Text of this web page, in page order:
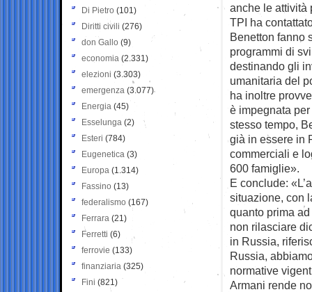
anche le attività
TPI ha
Benetton fanno
programmi di
destinando gli
umanitaria del
ha inoltre
è impegnata
stesso tempo,
già in essere in
commerciali e
600 famiglie».
E conclude:
situazione, con
quanto prima
non rilasciare
in Russia,
Russia,
normative
Armani rende
Di Pietro (101)
Diritti civili (276)
don Gallo (9)
economia (2.331)
elezioni (3.303)
emergenza (3.077)
Energia (45)
Esselunga (2)
Esteri (784)
Eugenetica (3)
Europa (1.314)
Fassino (13)
federalismo (167)
Ferrara (21)
Ferretti (6)
ferrovie (133)
finanziaria (325)
Fini (821)